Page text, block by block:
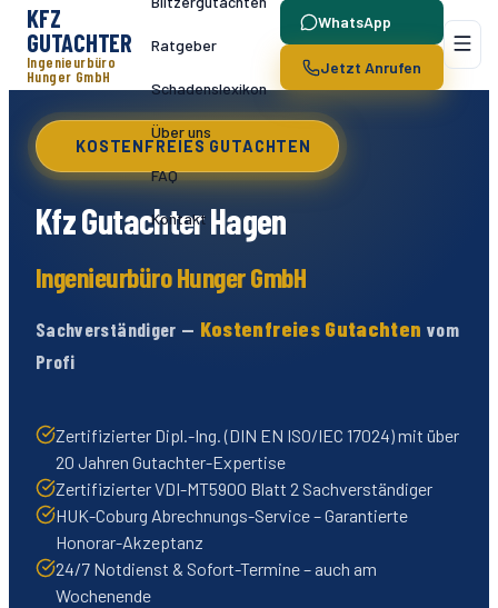
KFZ
GUTACHTER
Ingenieurbüro
Hunger GmbH
Ratgeber
Schadenslexikon
Über uns
FAQ
Kontakt
WhatsApp
Jetzt Anrufen
KOSTENFREIES GUTACHTEN
Kfz GutachterHagen
Ingenieurbüro Hunger GmbH
Sachverständiger — Kostenfreies Gutachten vom
Profi
Zertifizierter Dipl.-Ing. (DIN EN ISO/IEC 17024) mit über
20 Jahren Gutachter-Expertise
Zertifizierter VDI-MT5900 Blatt 2 Sachverständiger
HUK-Coburg Abrechnungs-Service – Garantierte
Honorar-Akzeptanz
24/7 Notdienst & Sofort-Termine – auch am
Wochenende